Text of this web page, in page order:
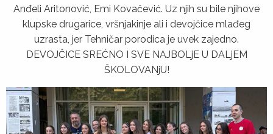
Anđeli Aritonović, Emi Kovačević. Uz njih su bile njihove
klupske drugarice, vršnjakinje ali i devojčice mlađeg
uzrasta, jer Tehničar porodica je uvek zajedno.
DEVOJČICE SREĆNO I SVE NAJBOLjE U DALjEM
ŠKOLOVANјU!